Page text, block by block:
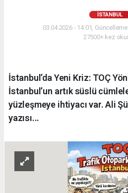
İSTANBUL
03.04.2026 - 14:01,
27500+ kez
İstanbul’da Yeni Kriz: TOÇ
İstanbul’un artık süslü
yüzleşmeye ihtiyacı var. Ali
yazısı...